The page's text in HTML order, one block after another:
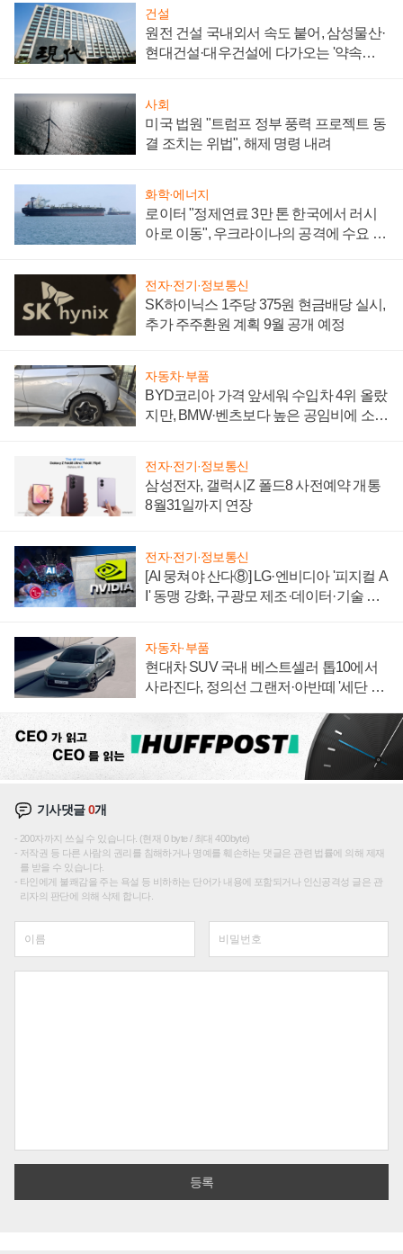
건설
원전 건설 국내외서 속도 붙어, 삼성물산·
현대건설·대우건설에 다가오는 '약속의
사회
미국 법원 "트럼프 정부 풍력 프로젝트 동
결 조치는 위법", 해제 명령 내려
화학·에너지
로이터 "정제연료 3만 톤 한국에서 러시
아로 이동", 우크라이나의 공격에 수요 늘
전자·전기·정보통신
SK하이닉스 1주당 375원 현금배당 실시,
추가 주주환원 계획 9월 공개 예정
자동차·부품
BYD코리아 가격 앞세워 수입차 4위 올랐
지만, BMW·벤츠보다 높은 공임비에 소비
전자·전기·정보통신
삼성전자, 갤럭시Z 폴드8 사전예약 개통
8월31일까지 연장
전자·전기·정보통신
[AI 뭉쳐야 산다⑧] LG·엔비디아 '피지컬 A
I' 동맹 강화, 구광모 제조·데이터·기술 결
자동차·부품
현대차 SUV 국내 베스트셀러 톱10에서
사라진다, 정의선 그랜저·아반떼 '세단 쌍
기사댓글0개
200자까지 쓰실 수 있습니다. (현재 0 byte / 최대 400byte)
저작권 등 다른 사람의 권리를 침해하거나 명예를 훼손하는 댓글은 관련 법률에 의해 제재
를 받을 수 있습니다.
타인에게 불쾌감을 주는 욕설 등 비하하는 단어가 내용에 포함되거나 인신공격성 글은 관
리자의 판단에 의해 삭제 합니다.